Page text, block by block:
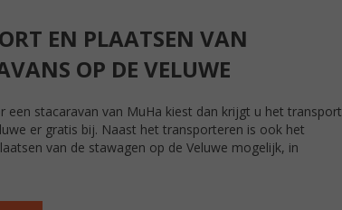
EN PLAATSEN VAN
OP DE VELUWE
een stacaravan van MuHa kiest dan krijgt u het transport
er gratis bij. Naast het transporteren is ook het
van de stawagen op de Veluwe mogelijk, in